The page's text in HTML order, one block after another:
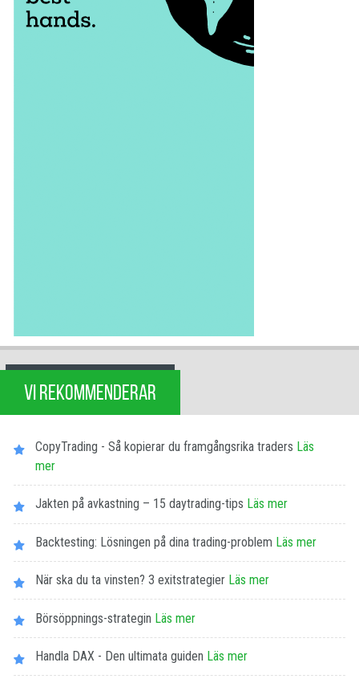
VI REKOMMENDERAR
CopyTrading - Så kopierar du framgångsrika traders Läs
mer
Jakten på avkastning – 15 daytrading-tips Läs mer
Backtesting: Lösningen på dina trading-problem Läs mer
När ska du ta vinsten? 3 exitstrategier Läs mer
Börsöppnings-strategin Läs mer
Handla DAX - Den ultimata guiden Läs mer